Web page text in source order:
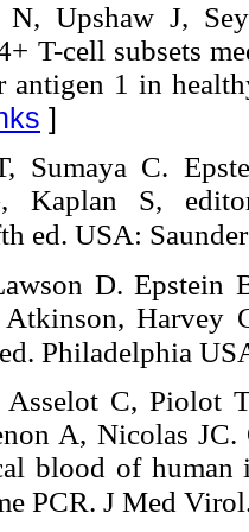
Upshaw J,
T-cell subsets
antigen 1 in
]
Sumaya C.
Kaplan S,
ed. USA:
D. Epstein
Harvey
ed. Philadelphia
C, Piolot
A, Nicolas
blood of human
PCR. J Med